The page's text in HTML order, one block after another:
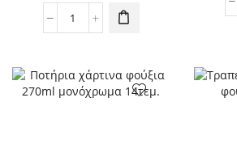
Τραπεζομάντηλο
πουά
1τεμ.